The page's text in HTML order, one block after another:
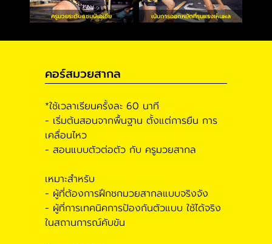
ครูมวยระดับแชมป์เอเชีย เน้นการออกหมัดที่รุนแรงเห็นผล
คอร์สมวยสากล
*ใช้เวลาเรียนครั้งละ 60 นาที
- เริ่มต้นสอนจากพื้นฐาน ตั้งแต่การยืน การ
เคลื่อนไหว
- สอนแบบตัวต่อตัว กับ ครูมวยสากล
เหมาะสำหรับ
- ผู้ที่ต้องการฝึกชกมวยสากลแบบจริงจัง
- ผู้ที่การเทคนิคการป้องกันตัวแบบ ใช้ได้จริง
ในสถานการณ์คับขัน